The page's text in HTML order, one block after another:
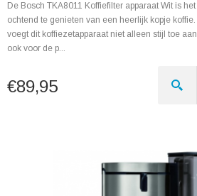
De Bosch TKA8011 Koffiefilter apparaat Wit is
ochtend te genieten van een heerlijk kopje
voegt dit koffiezetapparaat niet alleen stijl toe
ook voor de p...
€89,95